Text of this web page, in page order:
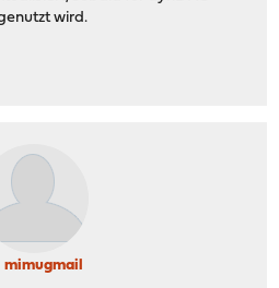
wird.
mimugmail